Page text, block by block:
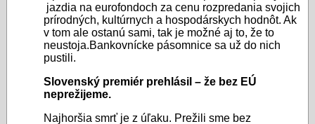
jazdia na eurofondoch za cenu rozpredania svojich
prírodných, kultúrnych a hospodárskych hodnôt. Ak
v tom ale ostanú sami, tak je možné aj to, že to
neustoja.Bankovnícke pásomnice sa už do nich
pustili.
Slovenský premiér prehlásil – že bez EÚ
neprežijeme.
Najhoršia smrť je z úľaku. Prežili sme bez